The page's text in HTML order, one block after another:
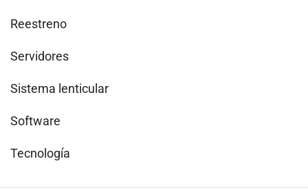
Reestreno
Servidores
Sistema lenticular
Software
Tecnología